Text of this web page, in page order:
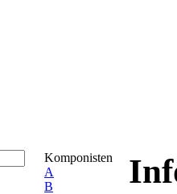
Komponisten
A
B